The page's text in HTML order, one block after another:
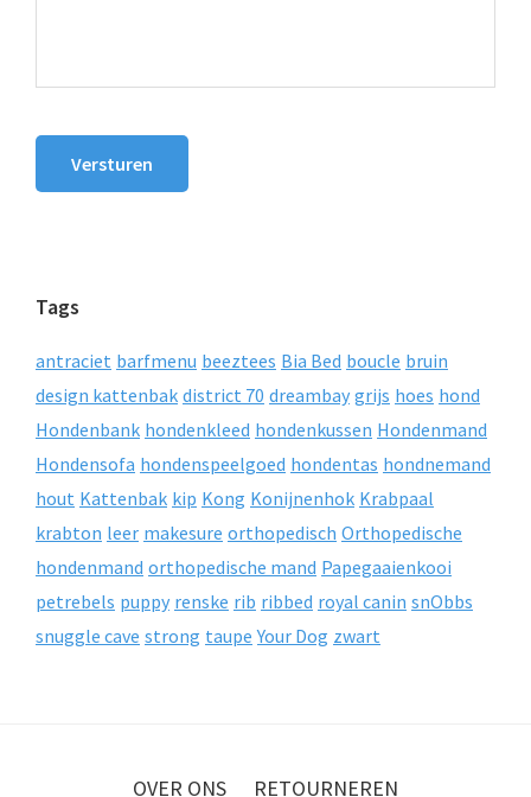
Versturen
Tags
antraciet barfmenu beeztees Bia Bed boucle bruin
design kattenbak district 70 dreambay grijs hoes hond
Hondenbank hondenkleed hondenkussen Hondenmand
Hondensofa hondenspeelgoed hondentas hondnemand
hout Kattenbak kip Kong Konijnenhok Krabpaal
krabton leer makesure orthopedisch Orthopedische
hondenmand orthopedische mand Papegaaienkooi
petrebels puppy renske rib ribbed royal canin snObbs
snuggle cave strong taupe Your Dog zwart
OVER ONS RETOURNEREN